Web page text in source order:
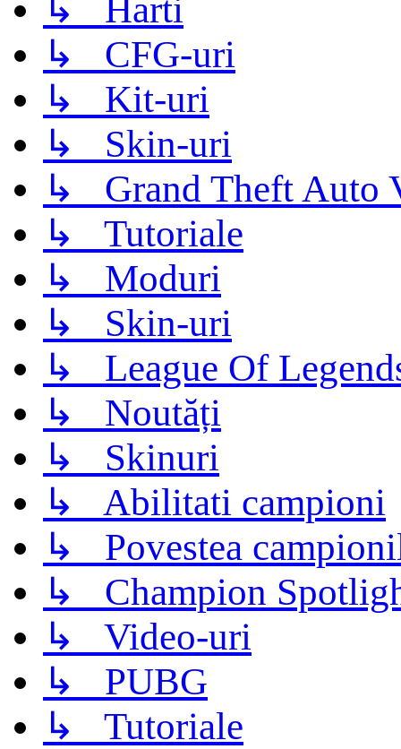
↳ Harti
↳ CFG-uri
↳ Kit-uri
↳ Skin-uri
↳ Grand Theft Auto
↳ Tutoriale
↳ Moduri
↳ Skin-uri
↳ League Of
↳ Noutăți
↳ Skinuri
↳ Abilitati campioni
↳ Povestea
↳ Champion
↳ Video-uri
↳ PUBG
↳ Tutoriale